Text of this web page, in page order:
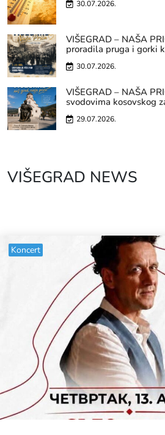
30.07.2026.
VIŠEGRAD – NAŠA
proradila pruga i gorki
30.07.2026.
VIŠEGRAD – NAŠA
svodovima kosovskog
29.07.2026.
VIŠEGRAD NEWS
Koncert